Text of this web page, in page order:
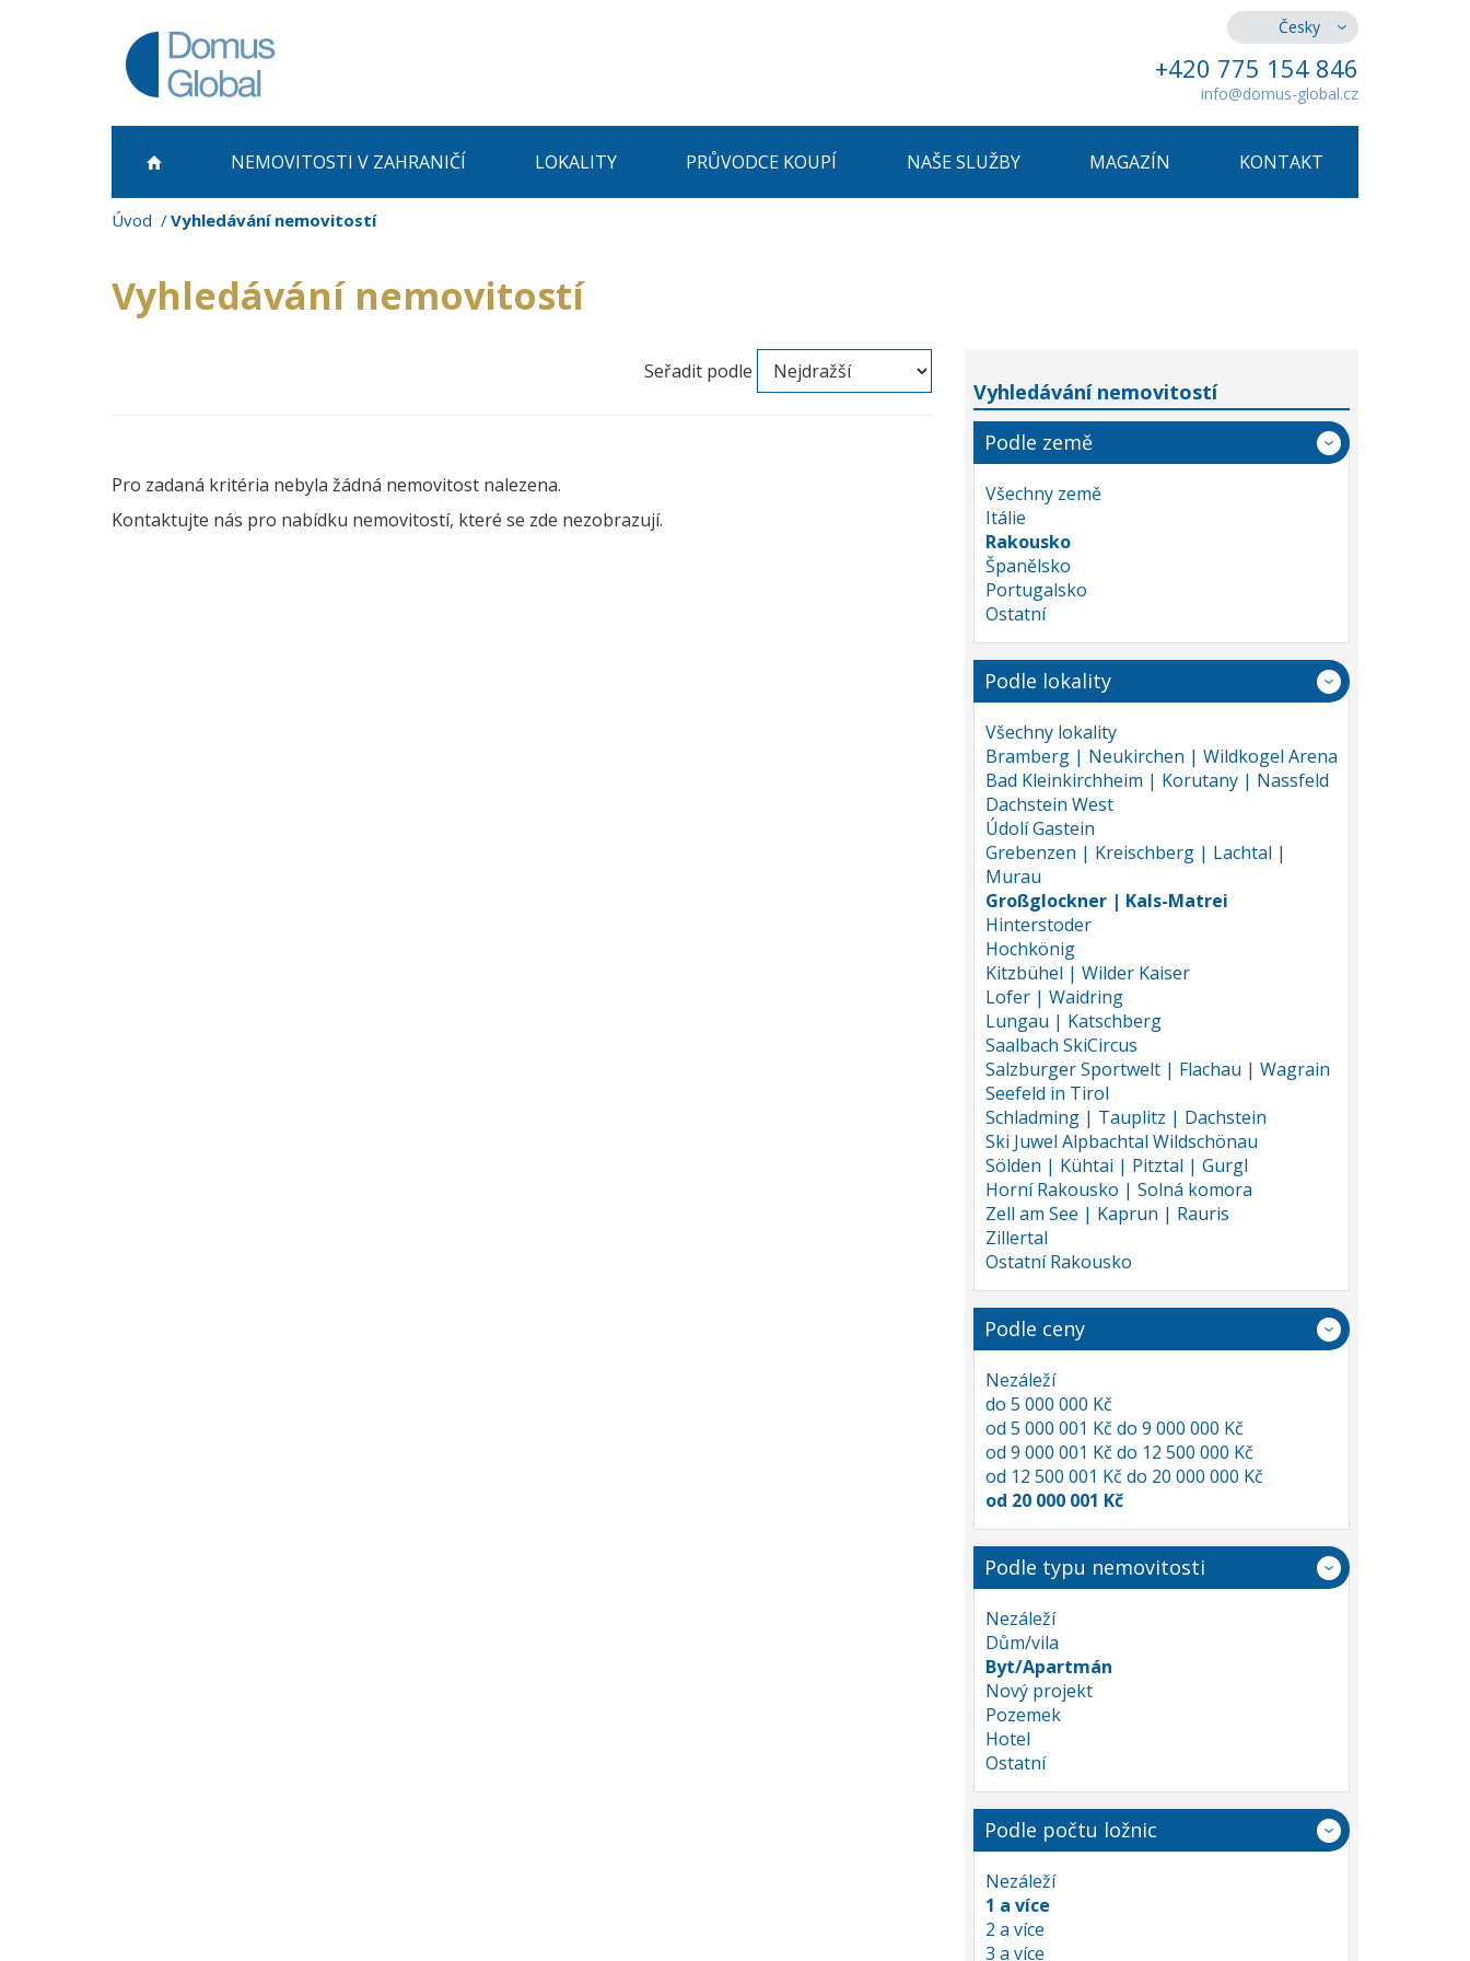
Česky
+420 775 154 846
info@domus-global.cz
NEMOVITOSTI V ZAHRANIČÍ LOKALITY PRŮVODCE KOUPÍ NAŠE SLUŽBY MAGAZÍN KONTAKT
Úvod Vyhledávání nemovitostí
Vyhledávání nemovitostí
Seřadit podle
Pro zadaná kritéria nebyla žádná nemovitost nalezena.
Kontaktujte nás pro nabídku nemovitostí, které se zde nezobrazují.
Vyhledávání nemovitostí
Podle země
Všechny země
Itálie
Rakousko
Španělsko
Portugalsko
Ostatní
Podle lokality
Všechny lokality
Bramberg | Neukirchen | Wildkogel Arena
Bad Kleinkirchheim | Korutany | Nassfeld
Dachstein West
Údolí Gastein
Grebenzen | Kreischberg | Lachtal |
Murau
Großglockner | Kals-Matrei
Hinterstoder
Hochkönig
Kitzbühel | Wilder Kaiser
Lofer | Waidring
Lungau | Katschberg
Saalbach SkiCircus
Salzburger Sportwelt | Flachau | Wagrain
Seefeld in Tirol
Schladming | Tauplitz | Dachstein
Ski Juwel Alpbachtal Wildschönau
Sölden | Kühtai | Pitztal | Gurgl
Horní Rakousko | Solná komora
Zell am See | Kaprun | Rauris
Zillertal
Ostatní Rakousko
Podle ceny
Nezáleží
do 5 000 000 Kč
od 5 000 001 Kč do 9 000 000 Kč
od 9 000 001 Kč do 12 500 000 Kč
od 12 500 001 Kč do 20 000 000 Kč
od 20 000 001 Kč
Podle typu nemovitosti
Nezáleží
Dům/vila
Byt/Apartmán
Nový projekt
Pozemek
Hotel
Ostatní
Podle počtu ložnic
Nezáleží
1 a více
2 a více
3 a více